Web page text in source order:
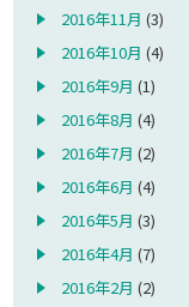
2016年11月 (3)
2016年10月 (4)
2016年9月 (1)
2016年8月 (4)
2016年7月 (2)
2016年6月 (4)
2016年5月 (3)
2016年4月 (7)
2016年2月 (2)